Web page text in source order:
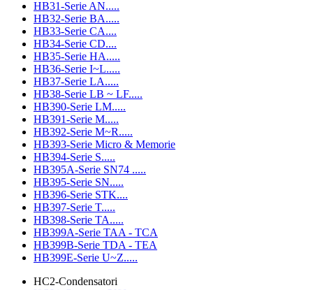
HB31-Serie AN.....
HB32-Serie BA.....
HB33-Serie CA....
HB34-Serie CD....
HB35-Serie HA.....
HB36-Serie I~L.....
HB37-Serie LA.....
HB38-Serie LB ~ LF.....
HB390-Serie LM.....
HB391-Serie M.....
HB392-Serie M~R.....
HB393-Serie Micro & Memorie
HB394-Serie S.....
HB395A-Serie SN74 .....
HB395-Serie SN.....
HB396-Serie STK....
HB397-Serie T.....
HB398-Serie TA.....
HB399A-Serie TAA - TCA
HB399B-Serie TDA - TEA
HB399E-Serie U~Z.....
HC2-Condensatori